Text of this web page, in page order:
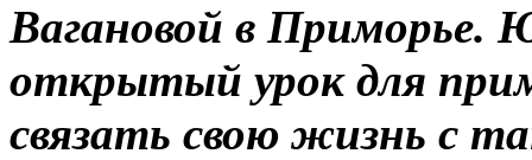
Вагановой в Приморье.
открытый урок для
связать свою жизнь с